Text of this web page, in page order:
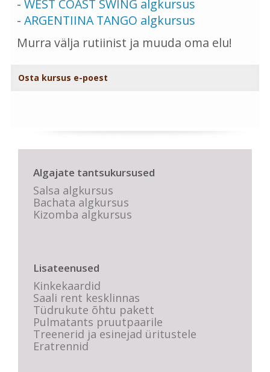
- WEST COAST SWING algkursus
- ARGENTIINA TANGO algkursus
Murra välja rutiinist ja muuda oma elu!
Osta kursus e-poest
Algajate tantsukursused
Salsa algkursus
Bachata algkursus
Kizomba algkursus
Lisateenused
Kinkekaardid
Saali rent kesklinnas
Tüdrukute õhtu pakett
Pulmatants pruutpaarile
Treenerid ja esinejad üritustele
Eratrennid